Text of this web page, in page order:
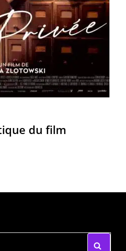
du film